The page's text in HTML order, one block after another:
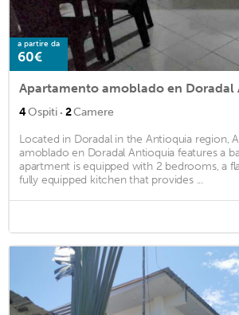
a partire da
60€
Apartamento amoblado en Doradal
4Ospiti · 2Camere
Located in Doradal in the Antioquia region,
amoblado en Doradal Antioquia features a
apartment is equipped with 2 bedrooms, a
fully equipped kitchen that provides ...